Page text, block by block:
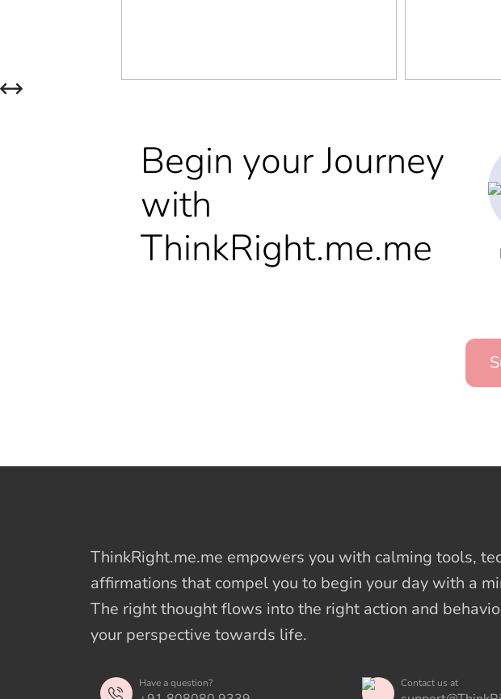
Begin your Journey
with
ThinkRight.me.me
ThinkRight.me.me empowers you with calming tools,
affirmations that compel you to begin your day with a
The right thought flows into the right action and
your perspective towards life.
Have a question? Contact us at